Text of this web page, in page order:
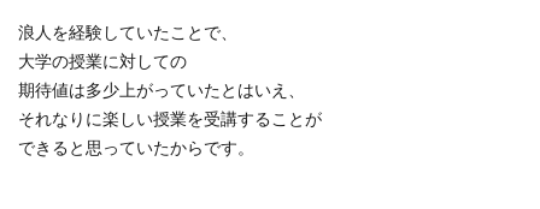
浪人を経験していたことで、
大学の授業に対しての
期待値は多少上がっていたとはいえ、
それなりに楽しい授業を受講することが
できると思っていたからです。